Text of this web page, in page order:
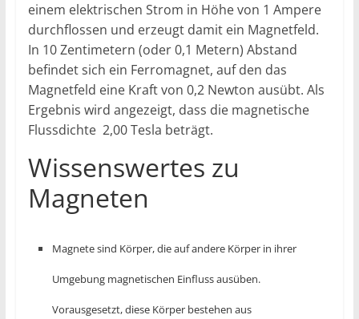
einem elektrischen Strom in Höhe von 1 Ampere
durchflossen und erzeugt damit ein Magnetfeld.
In 10 Zentimetern (oder 0,1 Metern) Abstand
befindet sich ein Ferromagnet, auf den das
Magnetfeld eine Kraft von 0,2 Newton ausübt. Als
Ergebnis wird angezeigt, dass die magnetische
Flussdichte 2,00 Tesla beträgt.
Wissenswertes zu
Magneten
Magnete sind Körper, die auf andere Körper in ihrer
Umgebung magnetischen Einfluss ausüben.
Vorausgesetzt, diese Körper bestehen aus